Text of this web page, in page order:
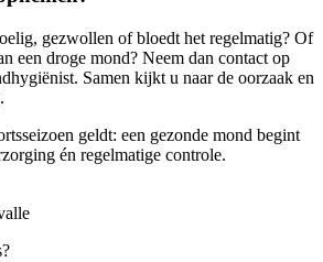
gezwollen of bloedt het regelmatig? Of
een droge mond? Neem dan contact op
Samen kijkt u naar de oorzaak en
geldt: een gezonde mond begint
én regelmatige controle.